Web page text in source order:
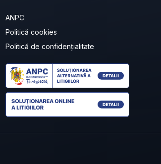
ANPC
Politică cookies
Politică de confidențialitate